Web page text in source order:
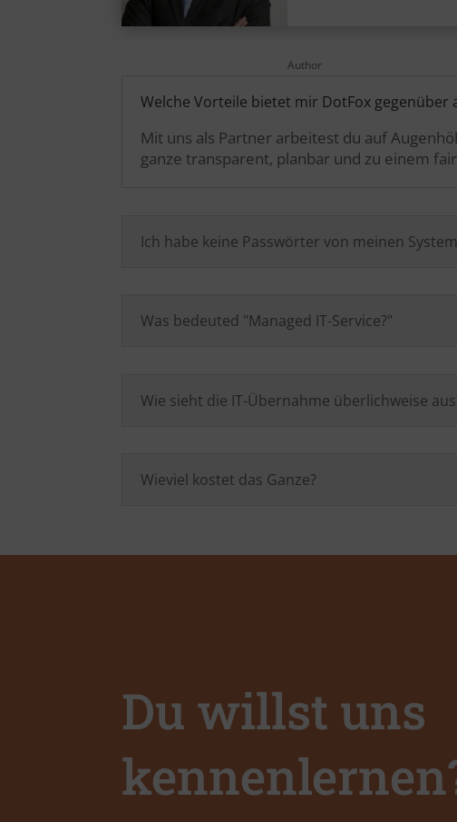
Author
Welche Vorteile bietet mir DotFox gegenüber
Mit uns als Partner arbeitest du auf
ganze transparent, planbar und zu einem
Ich habe keine Passwörter von meinen
Was bedeuted "Managed IT-Service?"
Wie sieht die IT-Übernahme überlichweise
Wieviel kostet das Ganze?
Du willst uns